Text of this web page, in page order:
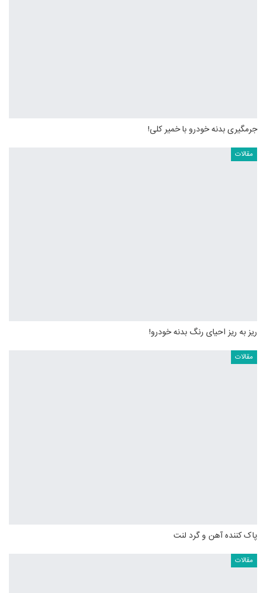
جرمگیری بدنه خودرو با خمیر کلی!
مقالات
ریز به ریز احیای رنگ بدنه خودرو!
مقالات
پاک کننده آهن و گرد لنت
مقالات